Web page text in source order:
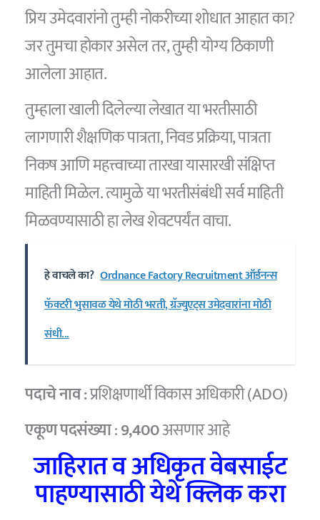
प्रिय उमेदवारांनो तुम्ही नोकरीच्या शोधात आहात का?
जर तुमचा होकार असेल तर, तुम्ही योग्य ठिकाणी
आलेला आहात.
तुम्हाला खाली दिलेल्या लेखात या भरतीसाठी
लागणारी शैक्षणिक पात्रता, निवड प्रक्रिया, पात्रता
निकष आणि महत्त्वाच्या तारखा यासारखी संक्षिप्त
माहिती मिळेल. त्यामुळे या भरतीसंबंधी सर्व माहिती
मिळवण्यासाठी हा लेख शेवटपर्यंत वाचा.
हे वाचले का? Ordnance Factory Recruitment ऑर्डनन्स
फॅक्टरी भुसावळ येथे मोठी भरती, ग्रॅज्युएट्स उमेदवारांना मोठी
संधी...
पदाचे नाव :प्रशिक्षणार्थी विकास अधिकारी (ADO)
एकूण पदसंख्या:9,400असणार आहे
जाहिरात व अधिकृत वेबसाईट
पाहण्यासाठी येथे क्लिक करा